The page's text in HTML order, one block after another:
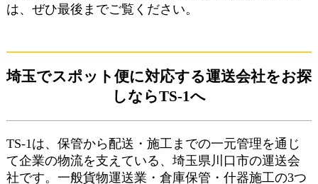
は、ぜひ最後までご覧ください。
埼玉でスポット便に対応する運送会社をお探
しならTS-1へ
TS-1は、保管から配送・施工までの一元管理を通じ
て企業の物流を支えている、埼玉県川口市の運送会
社です。一般貨物運送業・倉庫保管・什器施工の3つ